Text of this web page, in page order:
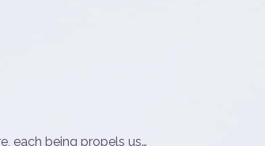
each being propels us…